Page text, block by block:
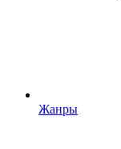
Жанры